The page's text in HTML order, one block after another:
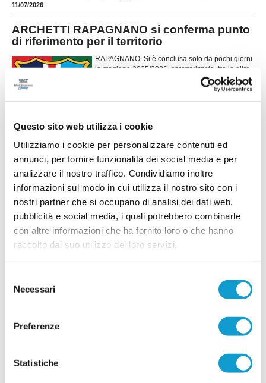
Questo sito web utilizza i cookie
Utilizziamo i cookie per personalizzare contenuti ed
annunci, per fornire funzionalità dei social media e per
analizzare il nostro traffico. Condividiamo inoltre
informazioni sul modo in cui utilizza il nostro sito con i
nostri partner che si occupano di analisi dei dati web,
pubblicità e social media, i quali potrebbero combinarle
con altre informazioni che ha fornito loro o che hanno
raccolto dal suo utilizzo dei loro servizi.
delNecessari
Preferenze
Statistiche
11/07/2026
ARCHETTI RAPAGNANO si conferma punto
di riferimento per il territorio
RAPAGNANO. Si è conclusa solo da pochi giorni
la stagione 2025/2026, caratterizzata, tra le altre
cose, dalla vittoria della Coppa Disciplina da
parte della società Archetti Rapagnano: si tratta
10/07/2026
PORTO S.ELPIDIO. Stortini: "Settore
giovanile alla base del progetto"
Fabio Stortini (foto) è il nuovo presidente del Porto Sant'Elpidio e si
racconta nella sua prima intervista ufficiale. Presidente, qu...leggi
08/07/2026
FERMANA e USA FERMO insieme per
rilanciare il settore giovanile
La Fermana Football Club rafforza il proprio
come punto di partenza per costruire il futuro. La
società gialloblù ha infatti ufficializzato un
04/07/2026
affidata a Francesco Romanelli